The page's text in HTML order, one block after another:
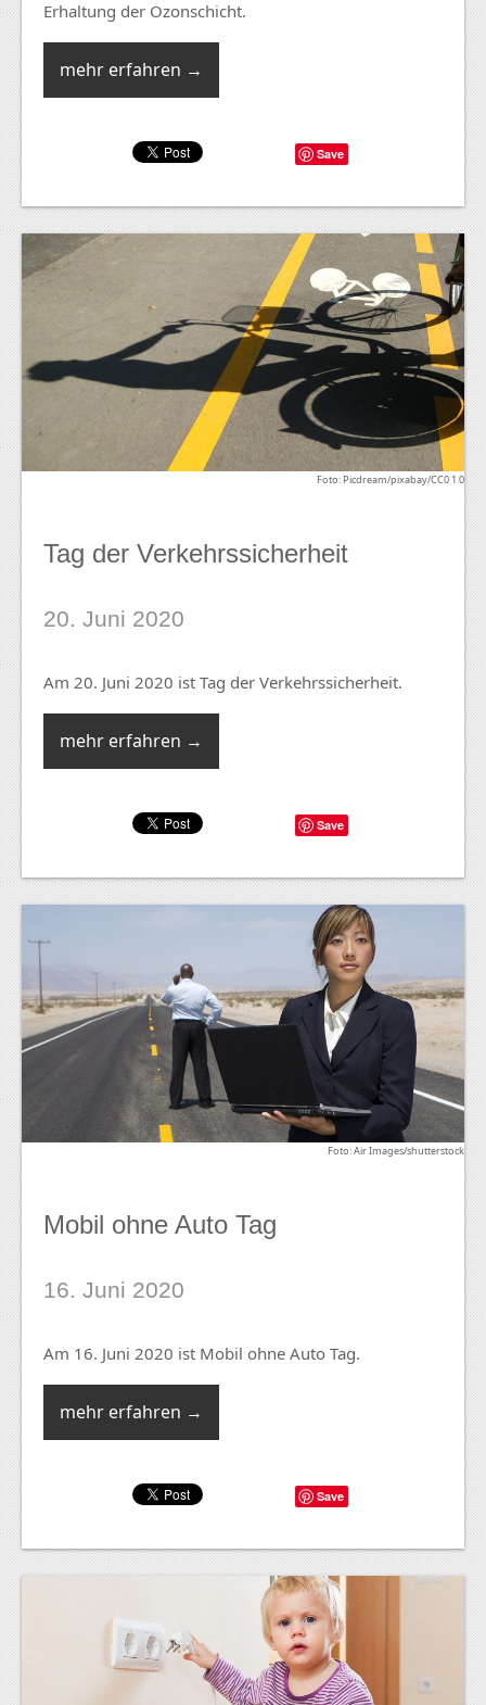
Erhaltung der Ozonschicht.
mehr erfahren →
Save
Foto: Picdream/pixabay/CC0 1.0
Tag der Verkehrssicherheit
20. Juni 2020
Am 20. Juni 2020 ist Tag der Verkehrssicherheit.
mehr erfahren →
Save
Foto: Air Images/shutterstock
Mobil ohne Auto Tag
16. Juni 2020
Am 16. Juni 2020 ist Mobil ohne Auto Tag.
mehr erfahren →
Save